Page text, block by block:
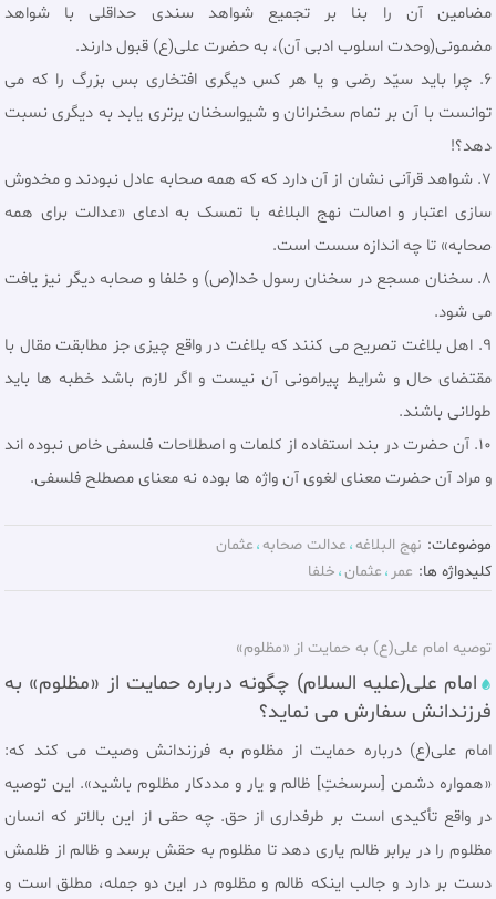
مضامین آن را بنا بر تجمیع شواهد سندی حداقلی با شواهد
مضمونی(وحدت اسلوب ادبی آن)، به حضرت علی(ع) قبول دارند.
6. چرا باید سیّد رضی و یا هر کس دیگری افتخاری بس بزرگ را که می
توانست با آن بر تمام سخنرانان و شیواسخنان برتری یابد به دیگری نسبت
دهد؟!
7. شواهد قرآنی نشان از آن دارد که که همه صحابه عادل نبودند و مخدوش
سازی اعتبار و اصالت نهج البلاغه با تمسک به ادعای «عدالت برای همه
صحابه» تا چه اندازه سست است.
8. سخنان مسجع در سخنان رسول خدا(ص) و خلفا و صحابه ديگر نيز يافت
می شود.
9. اهل بلاغت تصریح می کنند که بلاغت در واقع چیزی جز مطابقت مقال با
مقتضای حال و شرایط پیرامونی آن نیست و اگر لازم باشد خطبه ها باید
طولانی باشند.
10. آن حضرت در بند استفاده از کلمات و اصطلاحات فلسفی خاص نبوده اند
و مراد آن حضرت معنای لغوی آن واژه ها بوده نه معنای مصطلح فلسفی.
موضوعات: نهج البلاغه عدالت صحابه عثمان
کلیدواژه ها: عمر عثمان خلفا
توصیه امام علی(ع) به حمایت از «مظلوم»
امام علی(عليه السلام) چگونه درباره حمایت از «مظلوم» به
فرزندانش سفارش می نماید؟
امام علی(ع) درباره حمایت از مظلوم به فرزندانش وصيت می كند كه:
«همواره دشمن [سرسختِ] ظالم و يار و مددكار مظلوم باشيد». اين توصيه
در واقع تأكيدى است بر طرفدارى از حق. چه حقى از اين بالاتر كه انسان
مظلوم را در برابر ظالم يارى دهد تا مظلوم به حقش برسد و ظالم از ظلمش
دست بر دارد و جالب اينكه ظالم و مظلوم در اين دو جمله، مطلق است و